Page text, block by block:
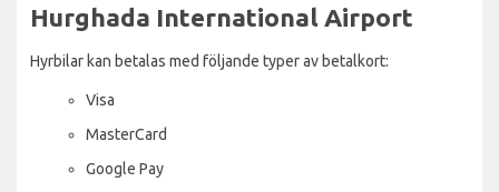
Hurghada International Airport
Hyrbilar kan betalas med följande typer av betalkort:
Visa
MasterCard
Google Pay